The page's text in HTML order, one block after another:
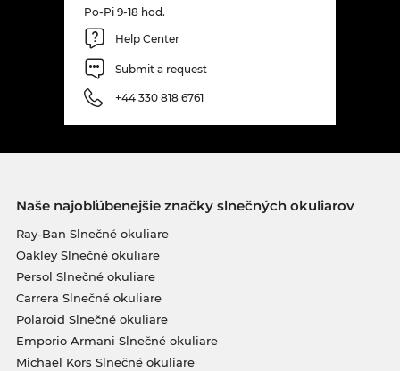
Po-Pi 9-18 hod.
Help Center
Submit a request
+44 330 818 6761
Naše najobľúbenejšie značky slnečných okuliarov
Ray-Ban Slnečné okuliare
Oakley Slnečné okuliare
Persol Slnečné okuliare
Carrera Slnečné okuliare
Polaroid Slnečné okuliare
Emporio Armani Slnečné okuliare
Michael Kors Slnečné okuliare